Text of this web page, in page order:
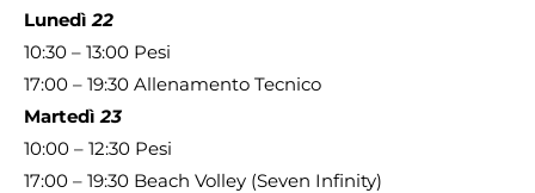
Lunedì 22
10:30 – 13:00 Pesi
17:00 – 19:30 Allenamento Tecnico
Martedì 23
10:00 – 12:30 Pesi
17:00 – 19:30 Beach Volley (Seven Infinity)